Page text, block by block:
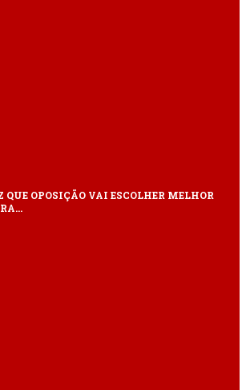
QUE OPOSIÇÃO VAI ESCOLHER MELHOR